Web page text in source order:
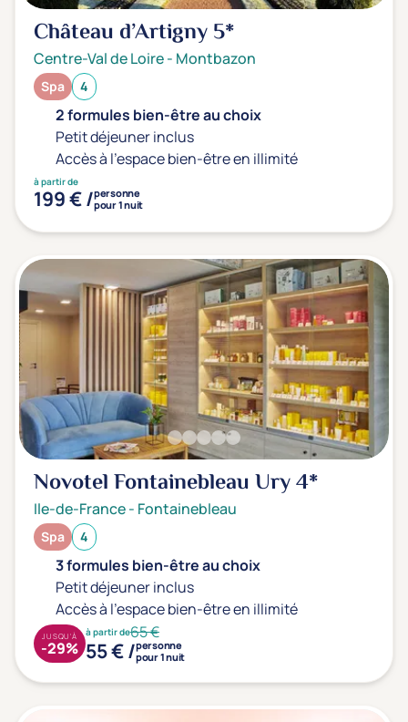
Château d’Artigny5*
Centre-Val de Loire- Montbazon
Spa 4
2 formules bien-être au choix
Petit déjeuner inclus
Accès à l'espace bien-être en illimité
à partir de
199 € /personne
pour 1 nuit
Novotel Fontainebleau Ury4*
Ile-de-France- Fontainebleau
Spa 4
3 formules bien-être au choix
Petit déjeuner inclus
Accès à l'espace bien-être en illimité
à partir de65 €
55 € /personne
pour 1 nuit
JUSQU'À
-29%